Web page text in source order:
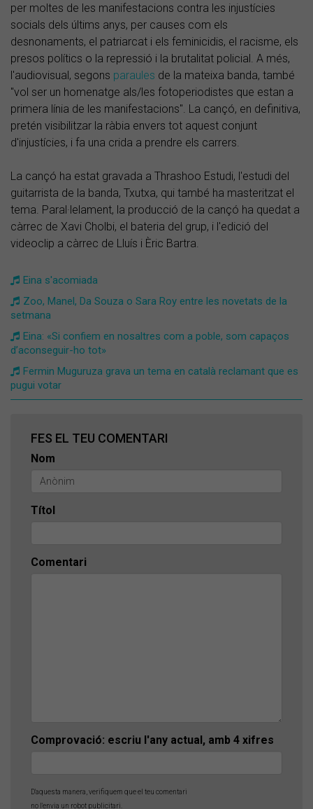
per moltes de les manifestacions contra les injustícies
socials dels últims anys, per causes com els
desnonaments, el patriarcat i els feminicidis, el racisme, els
presos polítics o la repressió i la brutalitat policial. A més,
l'audiovisual, segons paraules de la mateixa banda, també
"vol ser un homenatge als/les fotoperiodistes que estan a
primera línia de les manifestacions". La cançó, en definitiva,
pretén visibilitzar la ràbia envers tot aquest conjunt
d'injustícies, i fa una crida a prendre els carrers.
La cançó ha estat gravada a Thrashoo Estudi, l'estudi del
guitarrista de la banda, Txutxa, qui també ha masteritzat el
tema. Paral·lelament, la producció de la cançó ha quedat a
càrrec de Xavi Cholbi, el bateria del grup, i l'edició del
videoclip a càrrec de Lluís i Èric Bartra.
Eina s'acomiada
Zoo, Manel, Da Souza o Sara Roy entre les novetats de la
setmana
Eina: «Si confiem en nosaltres com a poble, som capaços
d’aconseguir-ho tot»
Fermin Muguruza grava un tema en català reclamant que es
pugui votar
FES EL TEU COMENTARI
Nom
Títol
Comentari
Comprovació: escriu l'any actual, amb 4 xifres
D'aquesta manera, verifiquem que el teu comentari
no l'envia un robot publicitari.